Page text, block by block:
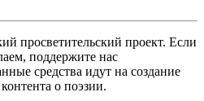
просветительский проект. Если
поддержите нас
средства идут на создание
о поэзии.